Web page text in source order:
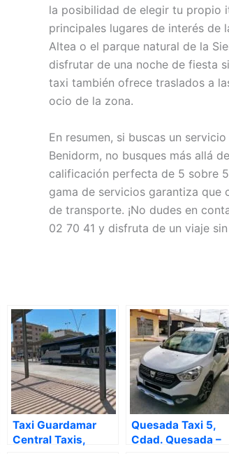
la posibilidad de elegir tu propio
principales lugares de interés de
Altea o el parque natural de la
disfrutar de una noche de fiesta
taxi también ofrece traslados a
ocio de la zona.
En resumen, si buscas un
Benidorm, no busques más allá
calificación perfecta de 5 sobre
gama de servicios garantiza que
de transporte. ¡No dudes en
02 70 41 y disfruta de un viaje
Taxi Guardamar
Central Taxis,
Quesada Taxi 5,
Cdad. Quesada –